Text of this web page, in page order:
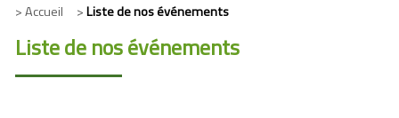
> Accueil >Liste de nos événements
Liste de nos événements